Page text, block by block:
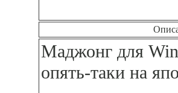
Маджонг для
опять-таки на